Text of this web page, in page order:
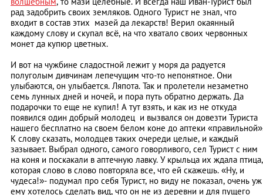
рад задобрить своих земляков. Одного Турист не знал, что
входит в состав этих мазей да лекарств! Верил окаянный
каждому слову и скупал всё, на что хватало своих червонных
монет да купюр цветных.
И вот на чужбине сладостной лежит у моря да радуется
полуголым дивчинам лепечущим что-то непонятное. Они
улыбаются, он улыбается. Ляпота. Так и пролетели незаметно
семь лунных дней и ночей, и пора путь обратно держать. Да
подарочки то еще не купил! А тут взять, и как из не откуда
появился один добрый молодец и вызвался он довезти Туриста
нашего бесплатно на своем белом коне до аптеки
К слову сказать, молодцев таких очереди целые, и каждый
зазывает. Выбрал одного, самого говорливого, сел Турист с ним
на коня и поскакали в аптечную лавку. У крыльца их ждала птица,
которая слово в слово повторяла все, что ей скажешь. «Ну, и
чудеса!»- подумал про себя Турист, но виду не показал, очень уж
ему хотелось сделать вид, что он не из деревни и для пущего